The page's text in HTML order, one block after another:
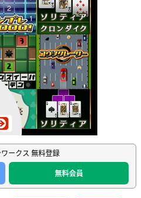
ークス 無料登録
無料会員